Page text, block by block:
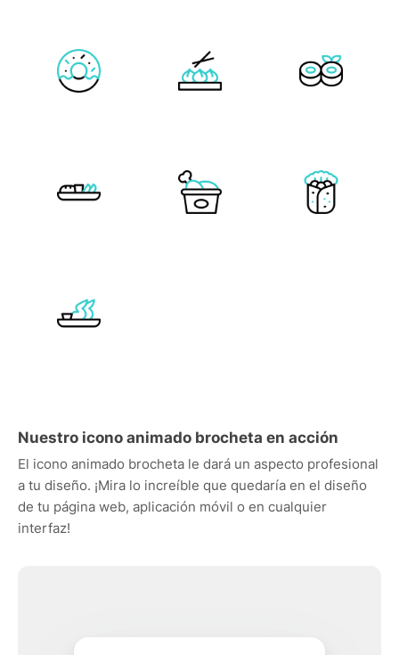
Nuestro icono animado brocheta en acción
El icono animado brocheta le dará un aspecto profesional
a tu diseño. ¡Mira lo increíble que quedaría en el diseño
de tu página web, aplicación móvil o en cualquier
interfaz!